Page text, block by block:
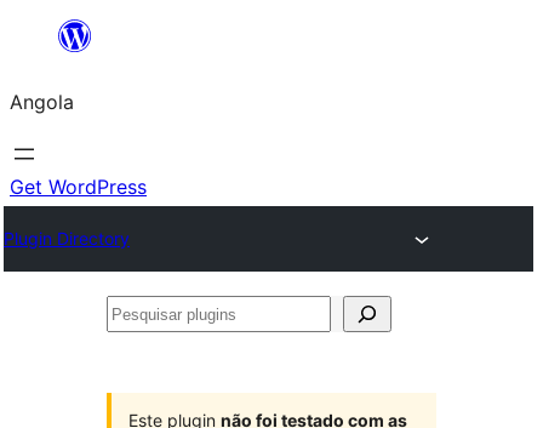
Saltar
o
conteúdo
Angola
Get WordPress
Plugin Directory
Pesquisar
Este plugin não foi testado com as